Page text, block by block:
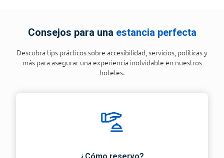
Consejos para una estancia perfecta
Descubra tips prácticos sobre accesibilidad, servicios, políticas y
más para asegurar una experiencia inolvidable en nuestros
hoteles.